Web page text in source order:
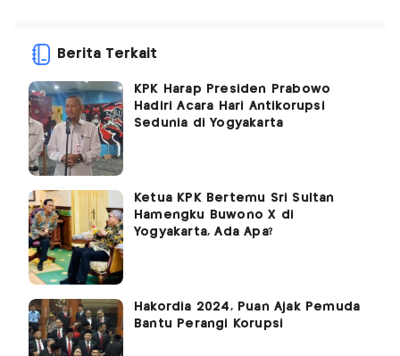
Berita Terkait
KPK Harap Presiden Prabowo
Hadiri Acara Hari Antikorupsi
Sedunia di Yogyakarta
Ketua KPK Bertemu Sri Sultan
Hamengku Buwono X di
Yogyakarta, Ada Apa?
Hakordia 2024, Puan Ajak Pemuda
Bantu Perangi Korupsi